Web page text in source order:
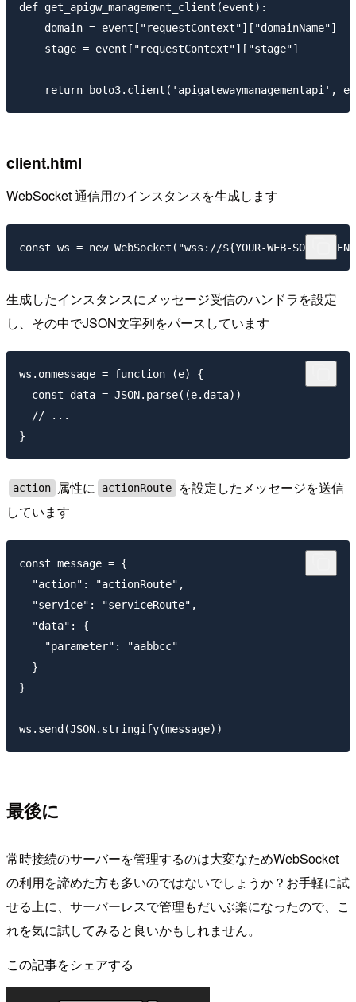
def get_apigw_management_client(event):
    domain = event["requestContext"]["domainName"]
    stage = event["requestContext"]["stage"]
client.html
WebSocket 通信用のインスタンスを生成します
生成したインスタンスにメッセージ受信のハンドラを設定
し、その中でJSON文字列をパースしています
ws.onmessage = function (e) {
  const data = JSON.parse((e.data))
  // ...
action 属性に actionRoute
を設定したメッセージを送信
しています
const message = {
  "action": "actionRoute",
  "service": "serviceRoute",
  "data": {
    "parameter": "aabbcc"
  }
}
最後に
常時接続のサーバーを管理するのは大変なためWebSocket
の利用を諦めた方も多いのではないでしょうか？お手軽に試
せる上に、サーバーレスで管理もだいぶ楽になったので、こ
れを気に試してみると良いかもしれません。
この記事をシェアする